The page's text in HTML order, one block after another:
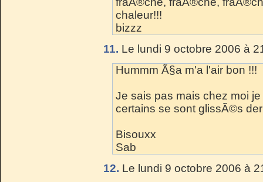
chaleur!!!
bizzz
11. Le lundi 9 octobre 2006 à
Hummm Ã§a m'a l'air bon !!!
Je sais pas mais chez moi
certains se sont glissÃ©s
Bisouxx
Sab
12. Le lundi 9 octobre 2006 à